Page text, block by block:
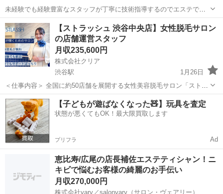
未経験でも経験豊富なスタッフが丁寧に技術指導するのでエステで初
めて働く方でも安心♪ 恵比寿ならではの美意識の高いお客様層と芸能
人も通うサロンです！皆で意識高く働ける方募集！ ブランクがある方
でもしっかりサポートします！あ...
東京 渋谷区 エステティシャン 業務
【ストラッシュ 渋谷中央店】女性脱毛サロン
の店舗運営スタッフ
月収235,600円
株式会社クリア
渋谷駅
1月26日
＜仕事内容＞ 全国に約50店舗を展開する女性美容脱毛サロン「ストラ
ッシュ」にて、受付および店舗運営をご担当いただきます。 ★具体的
な業務内容 ・受付対応 ・カウンセリング ・脱毛施術 ・店舗の清掃 ・
書類の...
東京 渋谷区 渋谷駅 エステティシャン テーマパーク
【子どもが遊ばなくなった🧸】玩具を査定
状態が悪くてもOK！最大限買取します
プリフラ Ad
恵比寿/広尾の店長補佐エステティシャン！ニ
キビで悩むお客様の綺麗のお手伝い
月収270,000円
株式会社vary／salonvary（サロン・ヴェアリー）